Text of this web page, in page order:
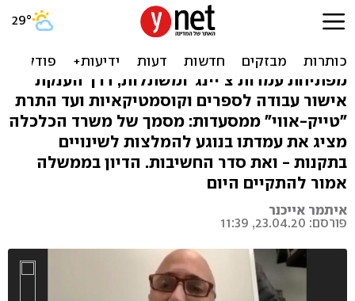
מתחמי ביג, חנויות לתינוקות,
מספרות: ההמלצות לפני הדיון
מפתיחת עמדות צ'יינג' ומשתלות, דרך הענקת
אישור עבודה לספרים וקוסמטיקאיות ועד התרת
"טייק-אווי" ממסעדות: מסמך של משרד הכלכלה
מציג את עמדתו בנוגע להמלצות לשינויים
בתקנות - ואת סדר החשיבות. הדיון בממשלה
אמור להתקיים היום
איתמר אייכנר
פורסם: 23.04.20, 11:39